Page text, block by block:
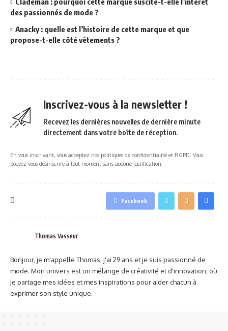
des passionnés de mode ?
Anacky : quelle est l’histoire de cette marque et que
propose-t-elle côté vêtements ?
Inscrivez-vous à la newsletter !
Recevez les dernières nouvelles de dernière minute
directement dans votre boîte de réception.
En vous inscrivant, vous acceptez nos politiques de confidentialité et RGPD. Vous
pouvez vous désinscrire à tout moment sans aucune justification.
Facebook
Thomas Vasseur
Bonjour, je m'appelle Thomas, j'ai 29 ans et je suis passionné de
mode. Mon univers est un mélange de créativité et d'innovation, où
je partage mes idées et mes inspirations pour aider chacun à
exprimer son style unique.